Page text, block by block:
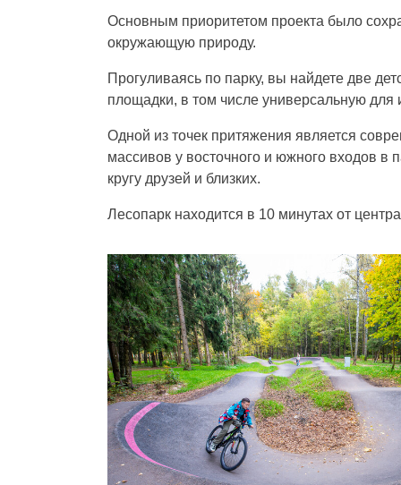
Основным приоритетом проекта было
окружающую природу.
Прогуливаясь по парку, вы найдете две
площадки, в том числе универсальную
Одной из точек притяжения является
массивов у восточного и южного входов в
кругу друзей и близких.
Лесопарк находится в 10 минутах от